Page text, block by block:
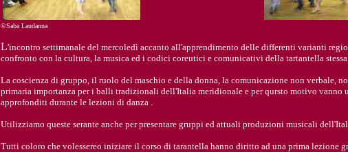
©Saba Laudanna
L'incontro settimanale del mercoledì accanto all'apprendimento delle differenti varianti
confronto con la cultura, la musica ed i codici coreutici e comunicativi della tartantella
La coscienza di gruppo, il ruolo del maschio e della donna, la comunicazione non verbale,
primaria importanza per i balli tradizionali dell'Italia meridionale e per qursto motivo vanno
approfonditi durante le lezioni di danza .
Utilizziamo queste serante anche per presentare gruppi ed attuali produzioni musicali
Tutti coloro che volessereo iniziare il corso di tarantella hanno diritto ad una prima lezione